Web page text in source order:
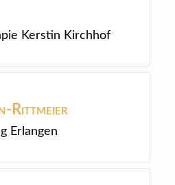
Kerstin Kirchhof
Rittmeier
Erlangen